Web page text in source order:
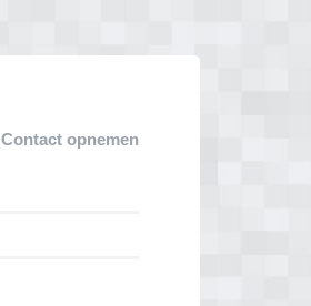
Contact opnemen